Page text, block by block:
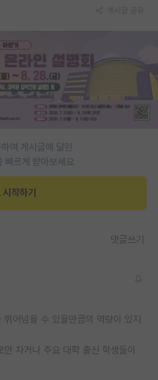
여 게시글에 달린
빠르게 받아보세요
작하기
댓글쓰기
어넘을 수 있을만큼의 역량이 있지
차거나 주요 대학 출신 학생들이